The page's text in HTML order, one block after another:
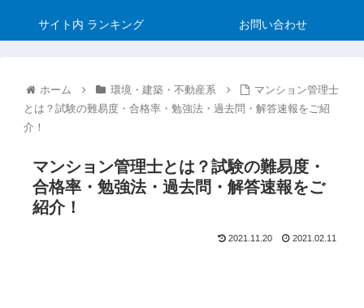
サイト内 ランキング お問い合わせ
ホーム 環境・建築・不動産系
マンション管理士
とは？試験の難易度・合格率・勉強法・過去問・解答速報をご紹
介！
マンション管理士とは？試験の難易度・
合格率・勉強法・過去問・解答速報をご
紹介！
2021.11.20 2021.02.11